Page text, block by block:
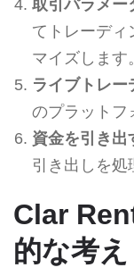
取引パラメー
てトレーディ
マイズします。
ライブトレー
のプラットフ
資金を引き出
引き出しを処
Clar
的な考え